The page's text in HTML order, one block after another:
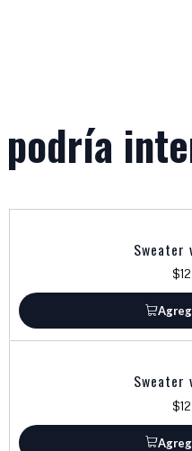
podría
Sweater
Sweater